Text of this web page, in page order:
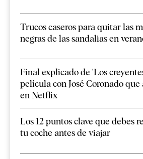
Trucos caseros para quitar las
negras de las sandalias en
Final explicado de 'Los
película con José Coronado que
en Netflix
Los 12 puntos clave que debes
tu coche antes de viajar